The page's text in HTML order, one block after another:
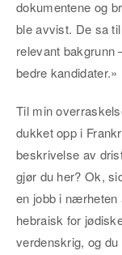
dokumentene og
ble avvist. De sa
relevant
bedre kandidater.»
Til min
dukket opp i
beskrivelse av
gjør du her? Ok,
en jobb i nærheten
hebraisk for
verdenskrig, og